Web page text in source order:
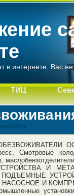
в интернете, Вас
ТИЦ
сайты
Смотровые
И
ПОДЪЕМНЫЕ
НАСОСНОЕ И